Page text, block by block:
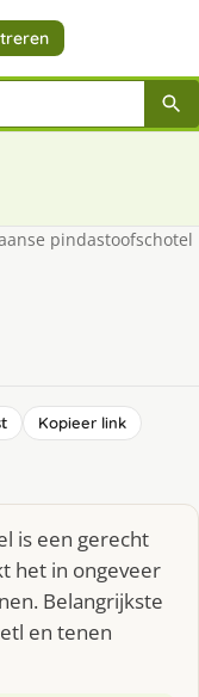
pindastoofschotel
Kopieer link
is een gerecht
het in ongeveer
Belangrijkste
en tenen